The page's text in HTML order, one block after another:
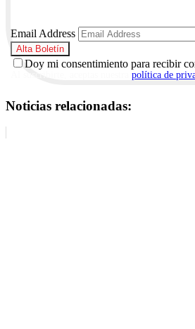
Email Address
Doy mi consentimiento para recibir
política de
Noticias relacionadas: